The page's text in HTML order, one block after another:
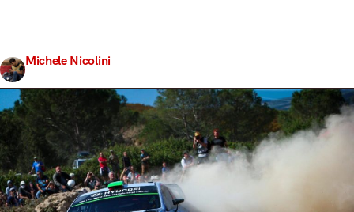
Michele Nicolini